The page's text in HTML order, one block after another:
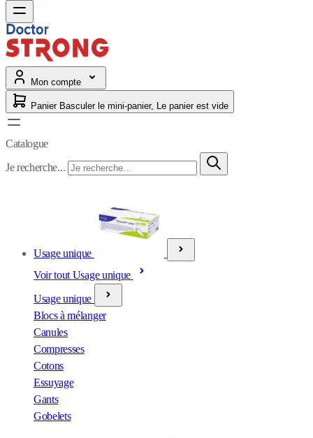
Mon compte
Panier Basculer le mini-panier, Le panier est vide
Catalogue
Je recherche...
Usage unique
Voir tout Usage unique
Usage unique
Blocs à mélanger
Canules
Compresses
Cotons
Essuyage
Gants
Gobelets